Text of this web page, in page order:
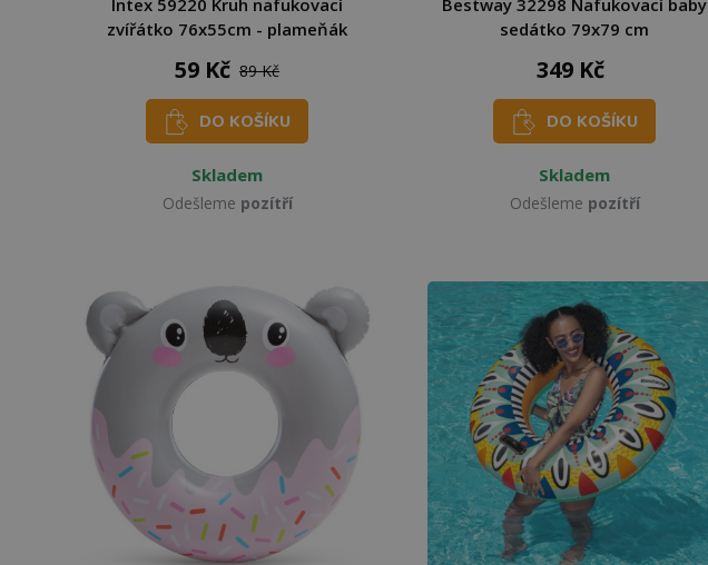
Intex 59220 Kruh nafukovací
zvířátko 76x55cm - plameňák
59 Kč 89 Kč
DO KOŠÍKU
Skladem
Odešleme pozítří
Bestway 32298 Nafukovací baby
sedátko 79x79 cm
349 Kč
DO KOŠÍKU
Skladem
Odešleme pozítří